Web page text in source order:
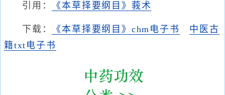
引用： 《本草择要纲目》莪术
下载： 《本草择要纲目》chm电子书
中医古
籍txt电子书